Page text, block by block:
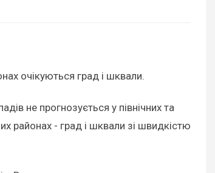
очікуються град і шквали.
не прогнозується у північних та
районах - град і шквали зі швидкістю